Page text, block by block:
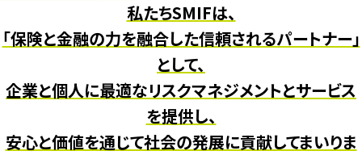
私たちSMIFは、
「保険と金融の力を融合した信頼されるパートナー」
として、
企業と個人に最適なリスクマネジメントとサービス
を提供し、
安心と価値を通じて社会の発展に貢献してまいりま